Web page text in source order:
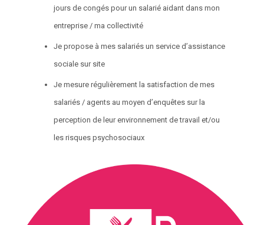
jours de congés pour un salarié aidant dans mon
entreprise / ma collectivité
Je propose à mes salariés un service d’assistance
sociale sur site
Je mesure régulièrement la satisfaction de mes
salariés / agents au moyen d’enquêtes sur la
perception de leur environnement de travail et/ou
les risques psychosociaux